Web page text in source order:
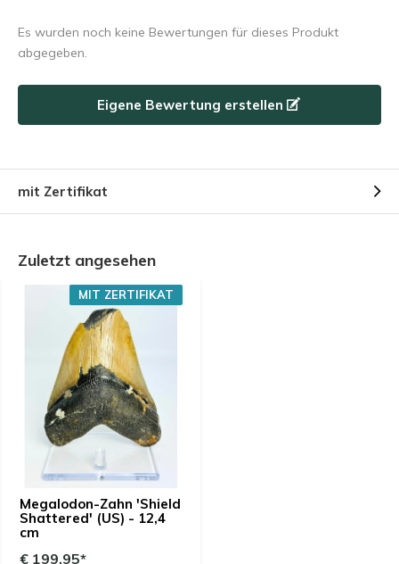
Es wurden noch keine Bewertungen für dieses Produkt
abgegeben.
Eigene Bewertung erstellen
mit Zertifikat
Zuletzt angesehen
Megalodon-Zahn 'Shield
Shattered' (US) - 12,4
cm
MIT ZERTIFIKAT
€ 199,95*